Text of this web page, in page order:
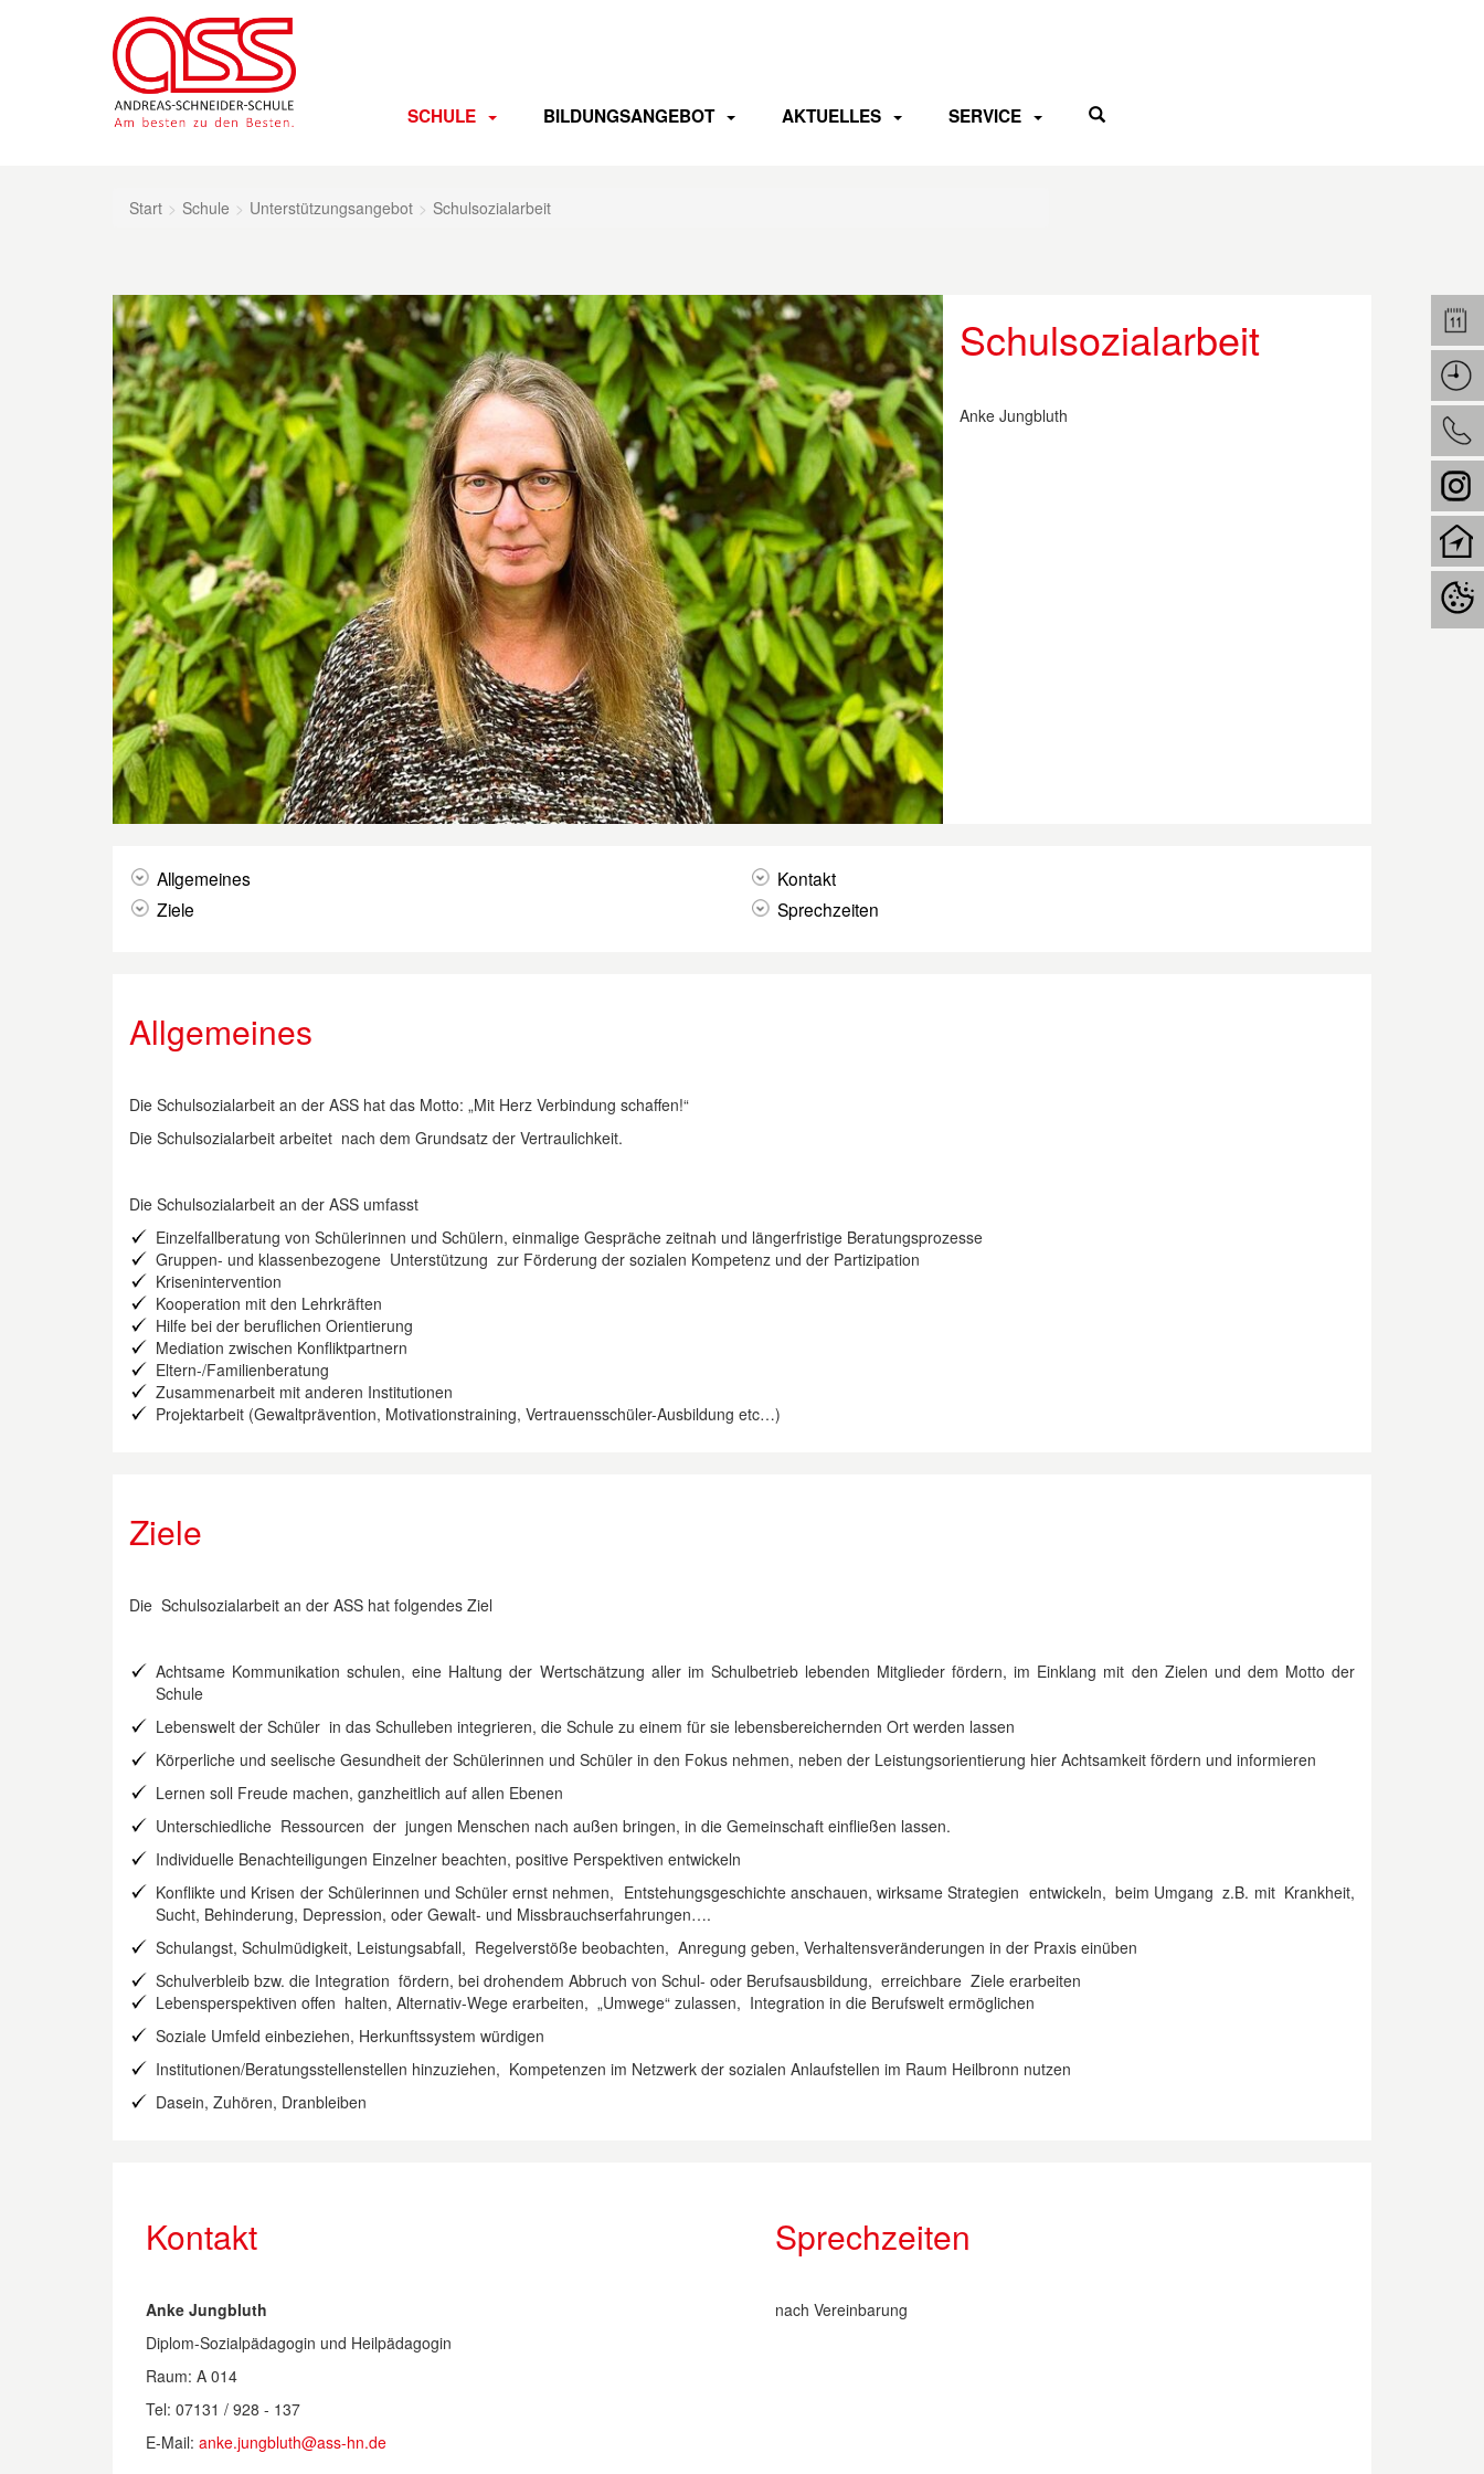
SCHULE BILDUNGSANGEBOT AKTUELLES SERVICE
Start Schule Unterstützungsangebot Schulsozialarbeit
Schulsozialarbeit
Anke Jungbluth
Allgemeines
Ziele
Kontakt
Sprechzeiten
Allgemeines
Die Schulsozialarbeit an der ASS hat das Motto: „Mit Herz Verbindung schaffen!“
Die Schulsozialarbeit arbeitet nach dem Grundsatz der Vertraulichkeit.
Die Schulsozialarbeit an der ASS umfasst
Einzelfallberatung von Schülerinnen und Schülern, einmalige Gespräche zeitnah und längerfristige Beratungsprozesse
Gruppen- und klassenbezogene Unterstützung zur Förderung der sozialen Kompetenz und der Partizipation
Krisenintervention
Kooperation mit den Lehrkräften
Hilfe bei der beruflichen Orientierung
Mediation zwischen Konfliktpartnern
Eltern-/Familienberatung
Zusammenarbeit mit anderen Institutionen
Projektarbeit (Gewaltprävention, Motivationstraining, Vertrauensschüler-Ausbildung etc…)
Ziele
Die Schulsozialarbeit an der ASS hat folgendes Ziel
Achtsame Kommunikation schulen, eine Haltung der Wertschätzung aller im Schulbetrieb lebenden Mitglieder fördern, im Einklang mit den Zielen und dem Motto der
Schule
Lebenswelt der Schüler in das Schulleben integrieren, die Schule zu einem für sie lebensbereichernden Ort werden lassen
Körperliche und seelische Gesundheit der Schülerinnen und Schüler in den Fokus nehmen, neben der Leistungsorientierung hier Achtsamkeit fördern und informieren
Lernen soll Freude machen, ganzheitlich auf allen Ebenen
Unterschiedliche Ressourcen der jungen Menschen nach außen bringen, in die Gemeinschaft einfließen lassen.
Individuelle Benachteiligungen Einzelner beachten, positive Perspektiven entwickeln
Konflikte und Krisen der Schülerinnen und Schüler ernst nehmen, Entstehungsgeschichte anschauen, wirksame Strategien entwickeln, beim Umgang z.B. mit Krankheit,
Sucht, Behinderung, Depression, oder Gewalt- und Missbrauchserfahrungen….
Schulangst, Schulmüdigkeit, Leistungsabfall, Regelverstöße beobachten, Anregung geben, Verhaltensveränderungen in der Praxis einüben
Schulverbleib bzw. die Integration fördern, bei drohendem Abbruch von Schul- oder Berufsausbildung, erreichbare Ziele erarbeiten
Lebensperspektiven offen halten, Alternativ-Wege erarbeiten, „Umwege“ zulassen, Integration in die Berufswelt ermöglichen
Soziale Umfeld einbeziehen, Herkunftssystem würdigen
Institutionen/Beratungsstellenstellen hinzuziehen, Kompetenzen im Netzwerk der sozialen Anlaufstellen im Raum Heilbronn nutzen
Dasein, Zuhören, Dranbleiben
Kontakt
Anke Jungbluth
Diplom-Sozialpädagogin und Heilpädagogin
Raum: A 014
Tel: 07131 / 928 - 137
E-Mail: anke.jungbluth@ass-hn.de
Sprechzeiten
nach Vereinbarung